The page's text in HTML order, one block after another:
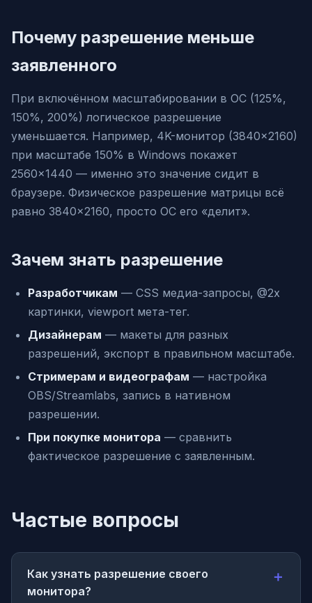
Почему разрешение меньше
заявленного
При включённом масштабировании в ОС (125%,
150%, 200%) логическое разрешение
уменьшается. Например, 4K-монитор (3840×2160)
при масштабе 150% в Windows покажет
2560×1440 — именно это значение сидит в
браузере. Физическое разрешение матрицы всё
равно 3840×2160, просто ОС его «делит».
Зачем знать разрешение
Разработчикам — CSS медиа-запросы, @2x
картинки, viewport мета-тег.
Дизайнерам — макеты для разных
разрешений, экспорт в правильном масштабе.
Стримерам и видеографам — настройка
OBS/Streamlabs, запись в нативном
разрешении.
При покупке монитора — сравнить
фактическое разрешение с заявленным.
Частые вопросы
Как узнать разрешение своего
монитора?